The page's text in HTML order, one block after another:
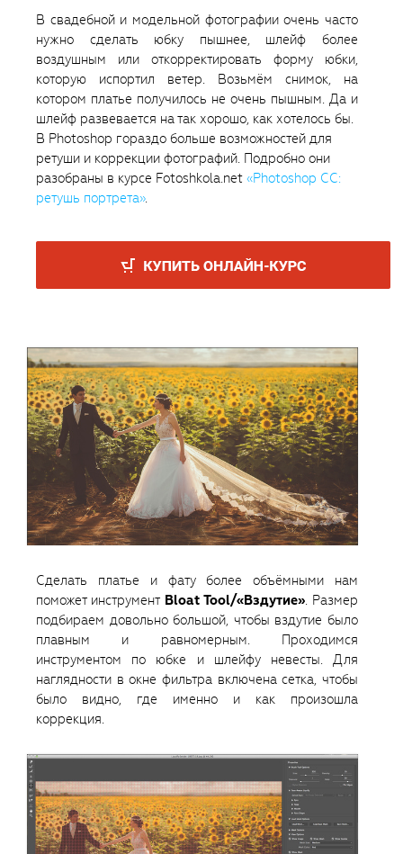
В свадебной и модельной фотографии очень часто
нужно сделать юбку пышнее, шлейф более
воздушным или откорректировать форму юбки,
которую испортил ветер. Возьмём снимок, на
котором платье получилось не очень пышным. Да и
шлейф развевается на так хорошо, как хотелось бы.
В Photoshop гораздо больше возможностей для
ретуши и коррекции фотографий. Подробно они
разобраны в курсе Fotoshkola.net «Photoshop CC:
ретушь портрета».
Сделать платье и фату более объёмными нам
поможет инструмент Bloat Tool/«Вздутие». Размер
подбираем довольно большой, чтобы вздутие было
плавным и равномерным. Проходимся
инструментом по юбке и шлейфу невесты. Для
наглядности в окне фильтра включена сетка, чтобы
было видно, где именно и как произошла
коррекция.